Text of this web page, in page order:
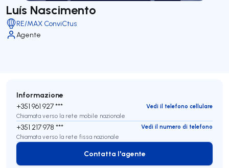
Luís Nascimento
RE/MAX ConviCtus
Agente
Informazione
+351 961 927 ***
Vedi il telefono cellulare
Chiamata verso la rete mobile nazionale
+351 217 978 ***
Vedi il numero di telefono
Chiamata verso la rete fissa nazionale
Contatta l'agente
Contatta l'agente